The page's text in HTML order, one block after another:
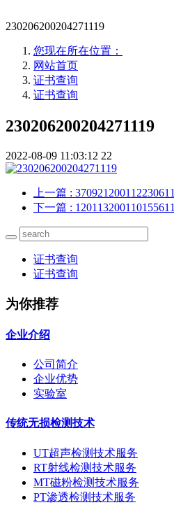
230206200204271119
您现在所在位置：
网站首页
证书查询
证书查询
230206200204271119
2022-08-09 11:03:12 22
上一篇 : 370921200112230611
下一篇 : 120113200110155611
证书查询
证书查询
为你推荐
企业介绍
公司简介
企业优势
实验室
传统无损检测技术
UT超声检测技术服务
RT射线检测技术服务
MT磁粉检测技术服务
PT渗透检测技术服务